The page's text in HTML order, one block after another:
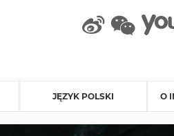
JĘZYK POLSKI O